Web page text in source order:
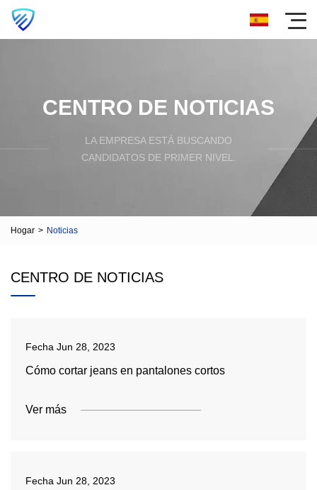
CENTRO DE NOTICIAS
LA EMPRESA ESTÁ BUSCANDO
CANDIDATOS DE PRIMER NIVEL.
Hogar > Noticias
CENTRO DE NOTICIAS
Fecha Jun 28, 2023
Cómo cortar jeans en pantalones cortos
Ver más
Fecha Jun 28, 2023